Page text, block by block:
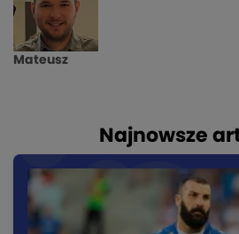
Mateusz
Najnowsze